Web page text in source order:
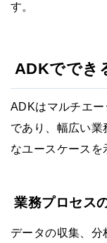
す。
ADKででき
ADKはマルチエ
であり、幅広い
なユースケースを
業務プロセス
データの収集、